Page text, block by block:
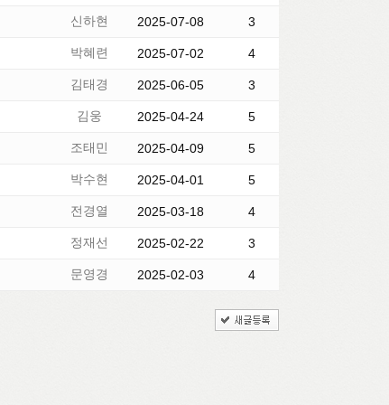
신하현 2025-07-08 3
박혜련 2025-07-02 4
김태경 2025-06-05 3
김웅 2025-04-24 5
조태민 2025-04-09 5
박수현 2025-04-01 5
전경열 2025-03-18 4
정재선 2025-02-22 3
문영경 2025-02-03 4